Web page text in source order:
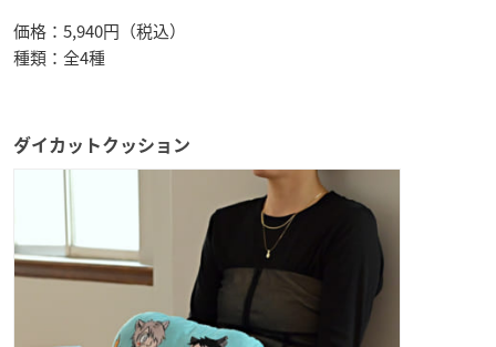
価格：5,940円（税込）
種類：全4種
ダイカットクッション